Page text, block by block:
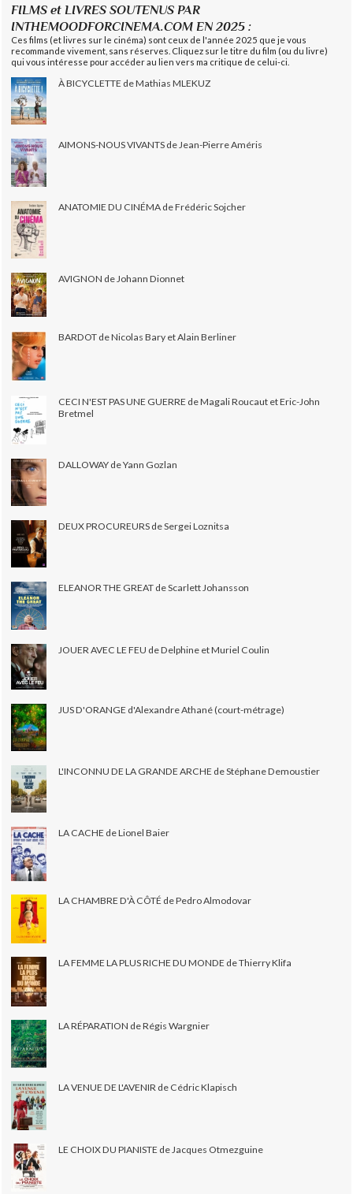
FILMS et LIVRES SOUTENUS PAR
INTHEMOODFORCINEMA.COM EN 2025 :
Ces films (et livres sur le cinéma) sont ceux de l'année 2025 que je vous
recommande vivement, sans réserves. Cliquez sur le titre du film (ou du livre)
qui vous intéresse pour accéder au lien vers ma critique de celui-ci.
À BICYCLETTE de Mathias MLEKUZ
AIMONS-NOUS VIVANTS de Jean-Pierre Améris
ANATOMIE DU CINÉMA de Frédéric Sojcher
AVIGNON de Johann Dionnet
BARDOT de Nicolas Bary et Alain Berliner
CECI N'EST PAS UNE GUERRE de Magali Roucaut et Eric-John
Bretmel
DALLOWAY de Yann Gozlan
DEUX PROCUREURS de Sergei Loznitsa
ELEANOR THE GREAT de Scarlett Johansson
JOUER AVEC LE FEU de Delphine et Muriel Coulin
JUS D'ORANGE d'Alexandre Athané (court-métrage)
L'INCONNU DE LA GRANDE ARCHE de Stéphane Demoustier
LA CACHE de Lionel Baier
LA CHAMBRE D'À CÔTÉ de Pedro Almodovar
LA FEMME LA PLUS RICHE DU MONDE de Thierry Klifa
LA RÉPARATION de Régis Wargnier
LA VENUE DE L'AVENIR de Cédric Klapisch
LE CHOIX DU PIANISTE de Jacques Otmezguine